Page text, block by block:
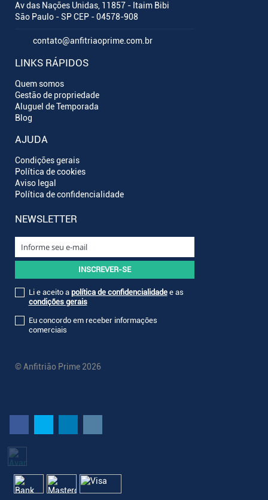
Av das Nações Unidas, 11857 - Itaim Bibi
São Paulo - SP CEP - 04578-908
contato@anfitriaoprime.com.br
LINKS RÁPIDOS
Quem somos
Gestão de propriedade
Aluguel de Temporada
Blog
AJUDA
Condições gerais
Política de cookies
Aviso legal
Política de confidencialidade
NEWSLETTER
Li e aceito a política de confidencialidadee as
condições gerais
Eu concordo em receber informações
comerciais
© Anfitrião Prime 2026